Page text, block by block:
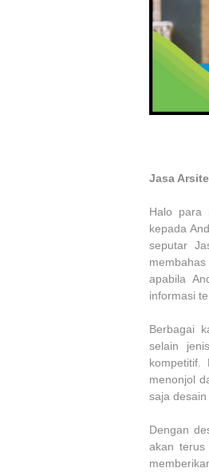
Jasa
Halo para
kepada
seputar
apabila
informasi
Berbagai
selain
menonjol
saja
Dengan
akan